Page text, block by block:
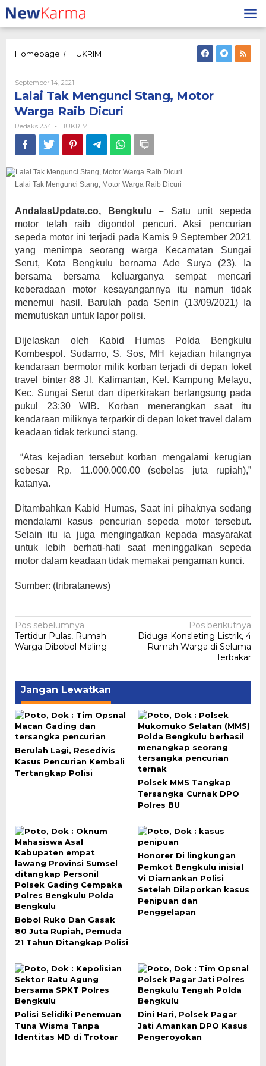
Lewati
ke
konten
Homepage / HUKRIM
Motor
Warga
Raib
September 14, 2021
Redaksi234
Lalai Tak Mengunci Stang, Motor
Warga Raib Dicuri
Redaksi234 - HUKRIM
Lalai Tak Mengunci Stang, Motor Warga Raib Dicuri
AndalasUpdate.co, Bengkulu – Satu unit sepeda
motor telah raib digondol pencuri. Aksi pencurian
sepeda motor ini terjadi pada Kamis 9 September 2021
yang menimpa seorang warga Kecamatan Sungai
Serut, Kota Bengkulu bernama Ade Surya (23). Ia
bersama bersama keluarganya sempat mencari
keberadaan motor kesayangannya itu namun tidak
menemui hasil. Barulah pada Senin (13/09/2021) Ia
memutuskan untuk lapor polisi.
Dijelaskan oleh Kabid Humas Polda Bengkulu
Kombespol. Sudarno, S. Sos, MH kejadian hilangnya
kendaraan bermotor milik korban terjadi di depan loket
travel binter 88 Jl. Kalimantan, Kel. Kampung Melayu,
Kec. Sungai Serut dan diperkirakan berlangsung pada
pukul 23:30 WIB. Korban menerangkan saat itu
kendaraan miliknya terparkir di depan loket travel dalam
keadaan tidak terkunci stang.
“Atas kejadian tersebut korban mengalami kerugian
sebesar Rp. 11.000.000.00 (sebelas juta rupiah),”
katanya.
Ditambahkan Kabid Humas, Saat ini pihaknya sedang
mendalami kasus pencurian sepeda motor tersebut.
Selain itu ia juga mengingatkan kepada masyarakat
untuk lebih berhati-hati saat meninggalkan sepeda
motor dalam keadaan tidak memakai pengaman kunci.
Sumber: (tribratanews)
Navigasi
pos
Pos sebelumnya
Tertidur Pulas, Rumah
Warga Dibobol Maling
Pos berikutnya
Diduga Konsleting Listrik, 4
Rumah Warga di Seluma
Terbakar
Jangan Lewatkan
Berulah Lagi, Resedivis
Kasus Pencurian Kembali
Tertangkap Polisi
Polsek MMS Tangkap
Tersangka Curnak DPO
Polres BU
Bobol Ruko Dan Gasak
80 Juta Rupiah, Pemuda
21 Tahun Ditangkap Polisi
Honorer Di lingkungan
Pemkot Bengkulu inisial
Vi Diamankan Polisi
Setelah Dilaporkan kasus
Penipuan dan
Penggelapan
Polisi Selidiki Penemuan
Tuna Wisma Tanpa
Identitas MD di Trotoar
Dini Hari, Polsek Pagar
Jati Amankan DPO Kasus
Pengeroyokan